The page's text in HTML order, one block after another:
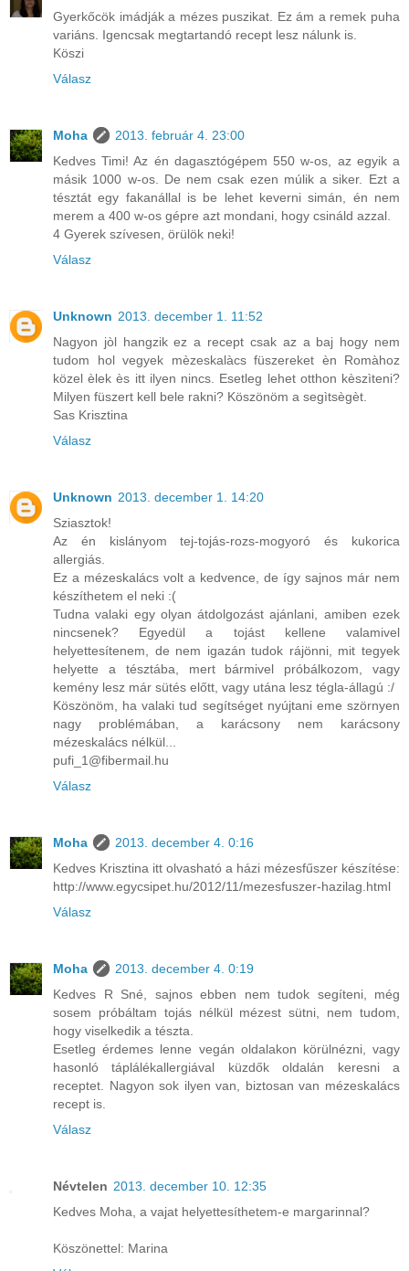
Gyerkőcök imádják a mézes puszikat. Ez ám a remek puha
variáns. Igencsak megtartandó recept lesz nálunk is.
Köszi
Válasz
Moha
2013. február 4. 23:00
Kedves Timi! Az én dagasztógépem 550 w-os, az egyik a
másik 1000 w-os. De nem csak ezen múlik a siker. Ezt a
tésztát egy fakanállal is be lehet keverni simán, én nem
merem a 400 w-os gépre azt mondani, hogy csináld azzal.
4 Gyerek szívesen, örülök neki!
Válasz
Unknown 2013. december 1. 11:52
Nagyon jòl hangzik ez a recept csak az a baj hogy nem
tudom hol vegyek mèzeskalàcs füszereket èn Romàhoz
közel èlek ès itt ilyen nincs. Esetleg lehet otthon kèszìteni?
Milyen füszert kell bele rakni? Köszönöm a segìtsègèt.
Sas Krisztina
Válasz
Unknown 2013. december 1. 14:20
Sziasztok!
Az én kislányom tej-tojás-rozs-mogyoró és kukorica
allergiás.
Ez a mézeskalács volt a kedvence, de így sajnos már nem
készíthetem el neki :(
Tudna valaki egy olyan átdolgozást ajánlani, amiben ezek
nincsenek? Egyedül a tojást kellene valamivel
helyettesítenem, de nem igazán tudok rájönni, mit tegyek
helyette a tésztába, mert bármivel próbálkozom, vagy
kemény lesz már sütés előtt, vagy utána lesz tégla-állagú :/
Köszönöm, ha valaki tud segítséget nyújtani eme szörnyen
nagy problémában, a karácsony nem karácsony
mézeskalács nélkül...
pufi_1@fibermail.hu
Válasz
Moha
2013. december 4. 0:16
Kedves Krisztina itt olvasható a házi mézesfűszer készítése:
http://www.egycsipet.hu/2012/11/mezesfuszer-hazilag.html
Válasz
Moha
2013. december 4. 0:19
Kedves R Sné, sajnos ebben nem tudok segíteni, még
sosem próbáltam tojás nélkül mézest sütni, nem tudom,
hogy viselkedik a tészta.
Esetleg érdemes lenne vegán oldalakon körülnézni, vagy
hasonló táplálékallergiával küzdők oldalán keresni a
receptet. Nagyon sok ilyen van, biztosan van mézeskalács
recept is.
Válasz
Névtelen 2013. december 10. 12:35
Kedves Moha, a vajat helyettesíthetem-e margarinnal?
Köszönettel: Marina